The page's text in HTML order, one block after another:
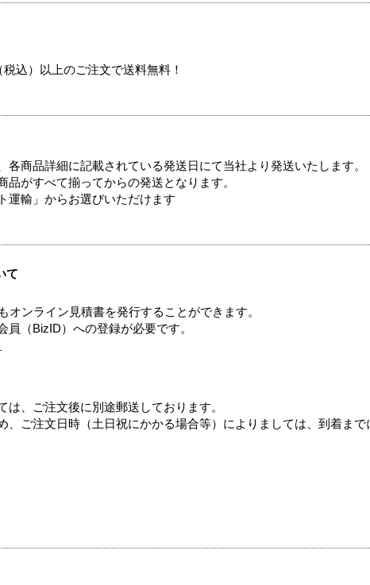
込）以上のご注文で送料無料！
商品詳細に記載されている発送日にて当社より発送いたします。
がすべて揃ってからの発送となります。
運輸」からお選びいただけます
て
ンライン見積書を発行することができます。
（BizID）への登録が必要です。
、ご注文後に別途郵送しております。
、ご注文日時（土日祝にかかる場合等）によりましては、到着まで